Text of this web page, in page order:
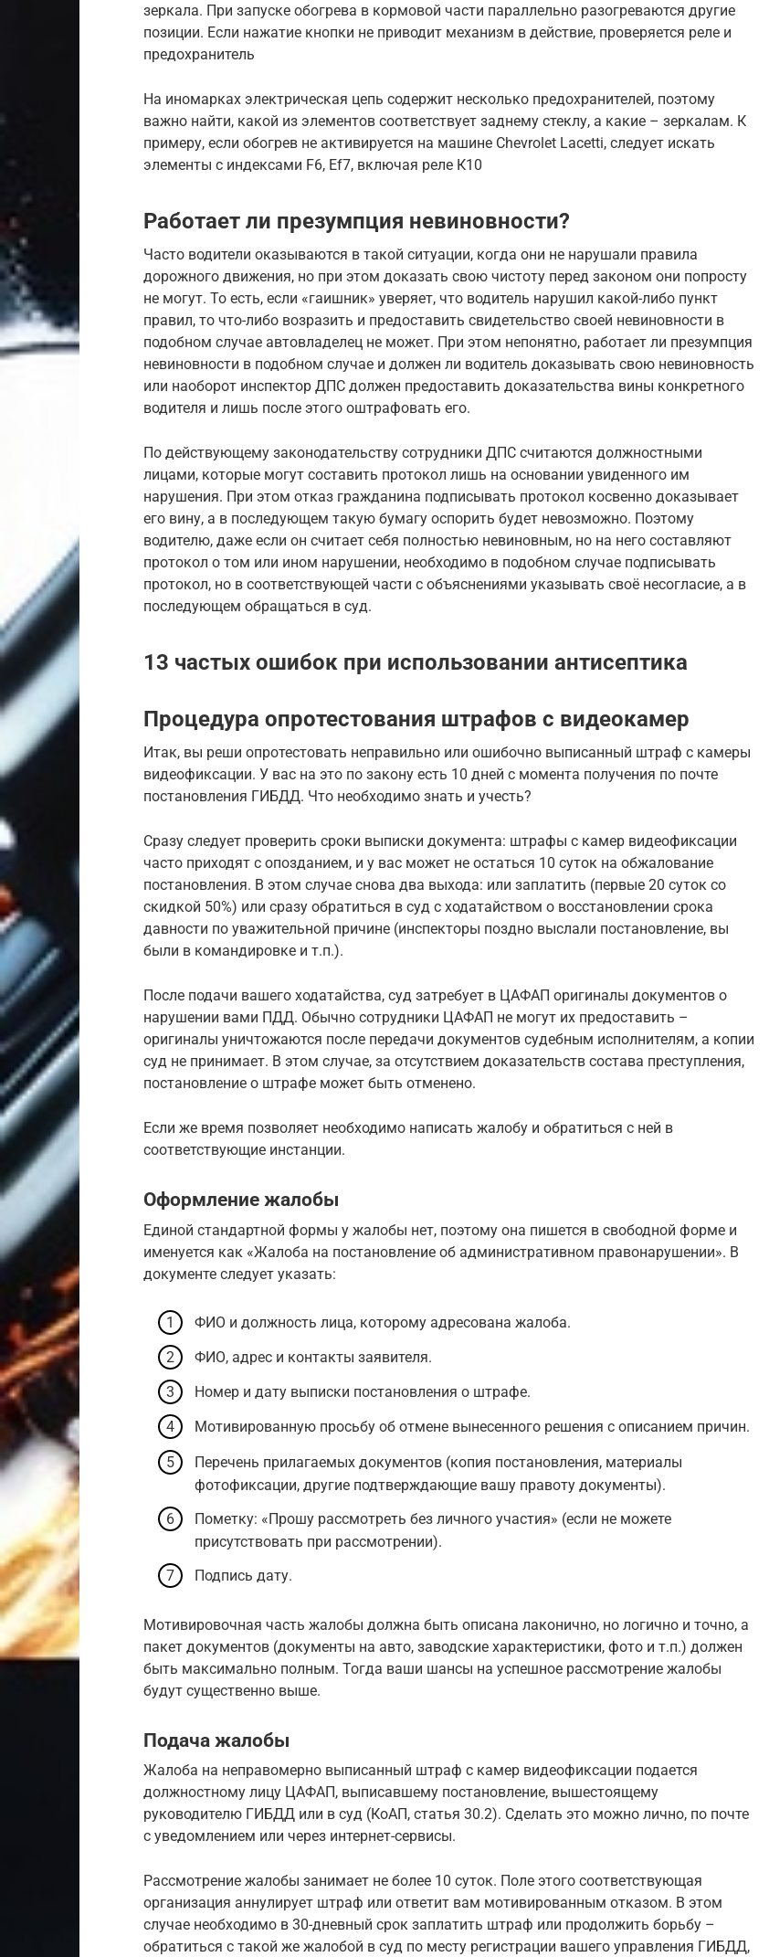
зеркала. При запуске обогрева в кормовой части параллельно разогреваются другие
позиции. Если нажатие кнопки не приводит механизм в действие, проверяется реле и
предохранитель
На иномарках электрическая цепь содержит несколько предохранителей, поэтому
важно найти, какой из элементов соответствует заднему стеклу, а какие – зеркалам. К
примеру, если обогрев не активируется на машине Chevrolet Lacetti, следует искать
элементы с индексами F6, Ef7, включая реле К10
Работает ли презумпция невиновности?
Часто водители оказываются в такой ситуации, когда они не нарушали правила
дорожного движения, но при этом доказать свою чистоту перед законом они попросту
не могут. То есть, если «гаишник» уверяет, что водитель нарушил какой-либо пункт
правил, то что-либо возразить и предоставить свидетельство своей невиновности в
подобном случае автовладелец не может. При этом непонятно, работает ли презумпция
невиновности в подобном случае и должен ли водитель доказывать свою невиновность
или наоборот инспектор ДПС должен предоставить доказательства вины конкретного
водителя и лишь после этого оштрафовать его.
По действующему законодательству сотрудники ДПС считаются должностными
лицами, которые могут составить протокол лишь на основании увиденного им
нарушения. При этом отказ гражданина подписывать протокол косвенно доказывает
его вину, а в последующем такую бумагу оспорить будет невозможно. Поэтому
водителю, даже если он считает себя полностью невиновным, но на него составляют
протокол о том или ином нарушении, необходимо в подобном случае подписывать
протокол, но в соответствующей части с объяснениями указывать своё несогласие, а в
последующем обращаться в суд.
13 частых ошибок при использовании антисептика
Процедура опротестования штрафов с видеокамер
Итак, вы реши опротестовать неправильно или ошибочно выписанный штраф с камеры
видеофиксации. У вас на это по закону есть 10 дней с момента получения по почте
постановления ГИБДД. Что необходимо знать и учесть?
Сразу следует проверить сроки выписки документа: штрафы с камер видеофиксации
часто приходят с опозданием, и у вас может не остаться 10 суток на обжалование
постановления. В этом случае снова два выхода: или заплатить (первые 20 суток со
скидкой 50%) или сразу обратиться в суд с ходатайством о восстановлении срока
давности по уважительной причине (инспекторы поздно выслали постановление, вы
были в командировке и т.п.).
После подачи вашего ходатайства, суд затребует в ЦАФАП оригиналы документов о
нарушении вами ПДД. Обычно сотрудники ЦАФАП не могут их предоставить –
оригиналы уничтожаются после передачи документов судебным исполнителям, а копии
суд не принимает. В этом случае, за отсутствием доказательств состава преступления,
постановление о штрафе может быть отменено.
Если же время позволяет необходимо написать жалобу и обратиться с ней в
соответствующие инстанции.
Оформление жалобы
Единой стандартной формы у жалобы нет, поэтому она пишется в свободной форме и
именуется как «Жалоба на постановление об административном правонарушении». В
документе следует указать:
ФИО и должность лица, которому адресована жалоба.
ФИО, адрес и контакты заявителя.
Номер и дату выписки постановления о штрафе.
Мотивированную просьбу об отмене вынесенного решения с описанием причин.
Перечень прилагаемых документов (копия постановления, материалы
фотофиксации, другие подтверждающие вашу правоту документы).
Пометку: «Прошу рассмотреть без личного участия» (если не можете
присутствовать при рассмотрении).
Подпись дату.
Мотивировочная часть жалобы должна быть описана лаконично, но логично и точно, а
пакет документов (документы на авто, заводские характеристики, фото и т.п.) должен
быть максимально полным. Тогда ваши шансы на успешное рассмотрение жалобы
будут существенно выше.
Подача жалобы
Жалоба на неправомерно выписанный штраф с камер видеофиксации подается
должностному лицу ЦАФАП, выписавшему постановление, вышестоящему
руководителю ГИБДД или в суд (КоАП, статья 30.2). Сделать это можно лично, по почте
с уведомлением или через интернет-сервисы.
Рассмотрение жалобы занимает не более 10 суток. Поле этого соответствующая
организация аннулирует штраф или ответит вам мотивированным отказом. В этом
случае необходимо в 30-дневный срок заплатить штраф или продолжить борьбу –
обратиться с такой же жалобой в суд по месту регистрации вашего управления ГИБДД,